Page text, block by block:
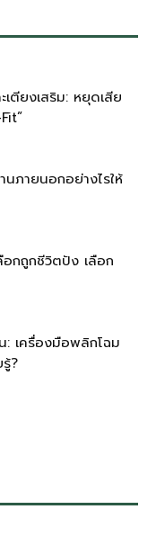
ตียงเสริม: หยุดเสีย
ภายนอกอย่างไรให้
อกถูกชีวิตปัง เลือก
: เครื่องมือพลิกโฉม
?